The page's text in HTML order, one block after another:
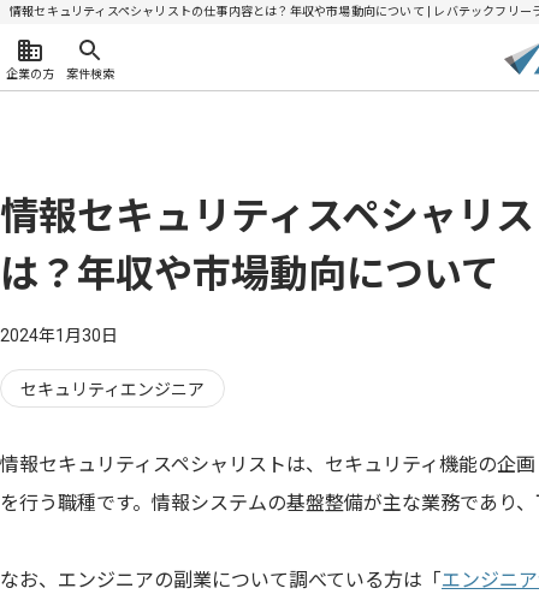
情報セキュリティスペシャリストの仕事内容とは？年収や市場動向について | レバテックフリー
企業の方 案件検索
情報セキュリティスペシャリ
は？年収や市場動向について
2024年1月30日
セキュリティエンジニア
情報セキュリティスペシャリストは、セキュリティ機能の企
を行う職種です。情報システムの基盤整備が主な業務であり
なお、エンジニアの副業について調べている方は「エンジニ